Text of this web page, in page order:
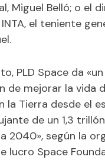
Miguel Belló; o el
el teniente
PLD Space da
de mejorar la vida
la Tierra desde el
de un 1,3
2040», según la
lucro Space